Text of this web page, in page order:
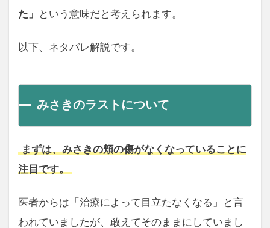
た」 という意味だと考えられます。
以下、ネタバレ解説です。
みさきのラストについて
まずは、みさきの頬の傷がなくなっていることに
注目です。
医者からは「治療によって目立たなくなる」と言
われていましたが、敢えてそのままにしていまし